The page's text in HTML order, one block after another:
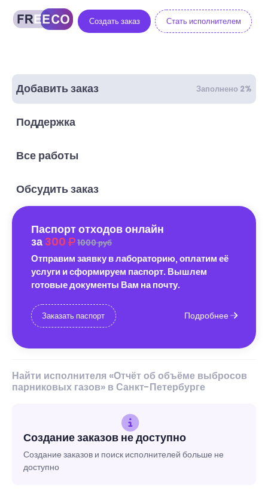
Создать заказ Стать исполнителем
Добавить заказ Заполнено 2%
Поддержка
Все работы
Обсудить заказ
Паспорт отходов онлайн
за 300 1000 руб
Отправим заявку в лабораторию, оплатим её
услуги и сформируем паспорт. Вышлем
готовые документы Вам на почту.
Заказать паспорт Подробнее
Найти исполнителя «Отчёт об объёме выбросов
парниковых газов» в Санкт-Петербурге
Создание заказов не доступно
Создание заказов и поиск исполнителей больше не
доступно